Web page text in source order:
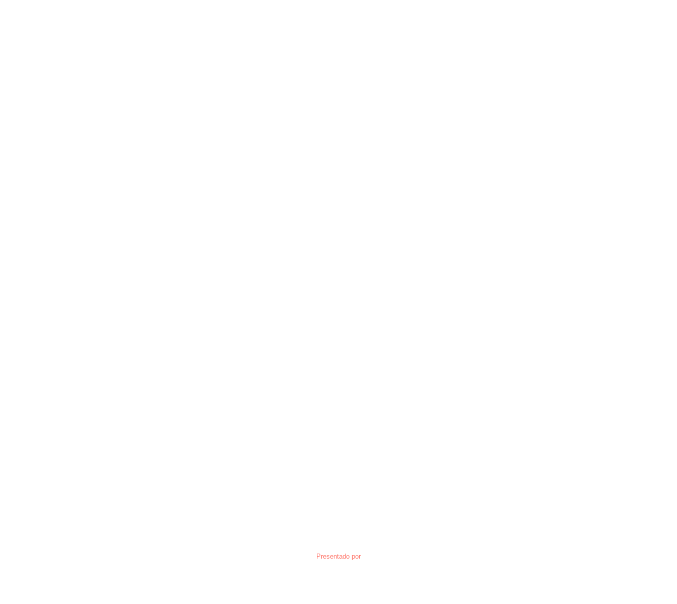
Presentado por